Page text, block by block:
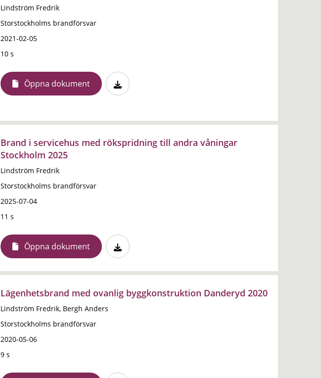
Lindström Fredrik
Storstockholms brandförsvar
2021-02-05
10 s
Öppna dokument
Brand i servicehus med rökspridning till andra våningar
Stockholm 2025
Lindström Fredrik
Storstockholms brandförsvar
2025-07-04
11 s
Öppna dokument
Lägenhetsbrand med ovanlig byggkonstruktion Danderyd 2020
Lindström Fredrik, Bergh Anders
Storstockholms brandförsvar
2020-05-06
9 s